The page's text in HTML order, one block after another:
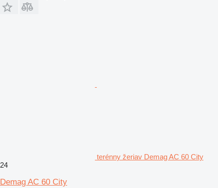
terénny žeriav Demag AC 60 City
24
Demag AC 60 City